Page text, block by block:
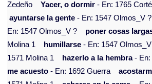
Zedeño
Yacer, o dormir - En: 1765
ayuntarse la gente - En: 1547 Olmos_V ?
En: 1547 Olmos_V ?
poner cosas
Molina 1
humillarse - En: 1547
1571 Molina 1
hazerlo a la hembra- En:
me acuesto - En: 1692 Guerra